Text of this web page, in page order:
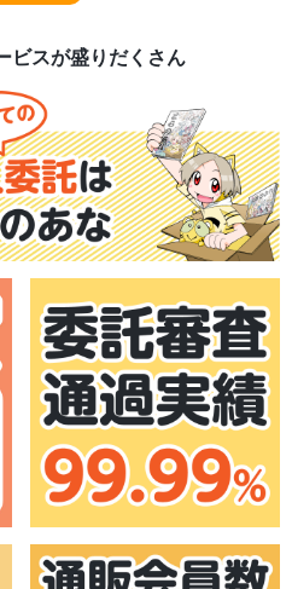
ビスが盛りだくさん